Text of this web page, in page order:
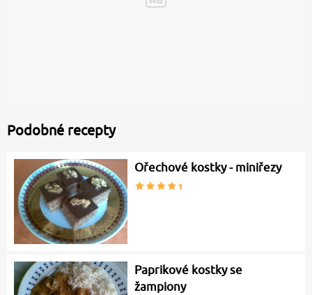
Podobné recepty
Ořechové kostky - miniřezy
Paprikové kostky se
žampiony